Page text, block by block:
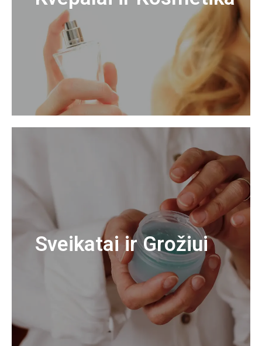
Sveikatai ir Grožiui